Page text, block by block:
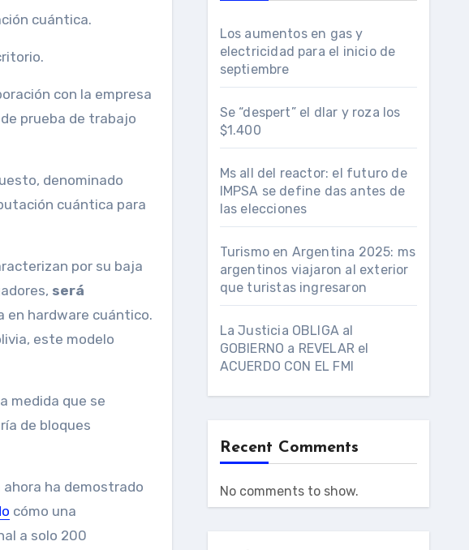
cuántica.
prueba de trabajo
denominado
cuántica para
por su baja
será
en hardware cuántico.
este modelo
medida que se
de bloques
ha demostrado
cómo una
a solo 200
Los aumentos en gas y
electricidad para el inicio de
septiembre
Se “despert” el dlar y roza los
$1.400
Ms all del reactor: el futuro de
IMPSA se define das antes de
las elecciones
Turismo en Argentina 2025: ms
argentinos viajaron al exterior
que turistas ingresaron
La Justicia OBLIGA al
GOBIERNO a REVELAR el
ACUERDO CON EL FMI
Recent Comments
No comments to show.